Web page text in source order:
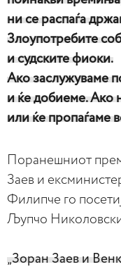
ни се распаѓа
Злоупотребите
и судските фиоки.
Ако заслужуваме
и ќе добиеме. Ако
или ќе пропаѓаме
Поранешниот
Заев и
Филипче го
Љупчо
„Зоран Заев и